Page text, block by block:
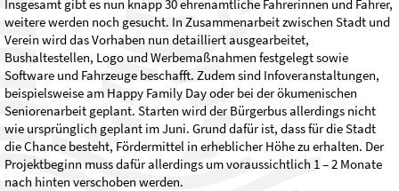
Insgesamt gibt es nun knapp 30 ehrenamtliche Fahrerinnen und Fahrer,
weitere werden noch gesucht. In Zusammenarbeit zwischen Stadt und
Verein wird das Vorhaben nun detailliert ausgearbeitet,
Bushaltestellen, Logo und Werbemaßnahmen festgelegt sowie
Software und Fahrzeuge beschafft. Zudem sind Infoveranstaltungen,
beispielsweise am Happy Family Day oder bei der ökumenischen
Seniorenarbeit geplant. Starten wird der Bürgerbus allerdings nicht
wie ursprünglich geplant im Juni. Grund dafür ist, dass für die Stadt
die Chance besteht, Fördermittel in erheblicher Höhe zu erhalten. Der
Projektbeginn muss dafür allerdings um voraussichtlich 1 – 2 Monate
nach hinten verschoben werden.